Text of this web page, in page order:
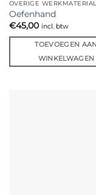
OVERIGE
Oefenhand
€45,00 incl. btw
TOEVOEGEN AAN
WINKELWAGEN